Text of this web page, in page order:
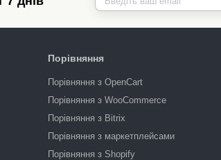
Порівняння
Порівняння з OpenCart
Порівняння з WooCommerce
Порівняння з Bitrix
Порівняння з маркетплейсами
Порівняння з Shopify